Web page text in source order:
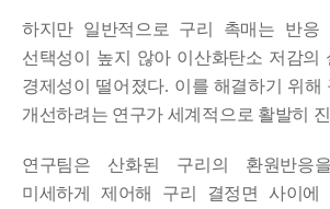
하지만 일반적으로 구리 촉매는 반응
선택성이 높지 않아 이산화탄소 저감의
경제성이 떨어졌다. 이를 해결하기 위해
개선하려는 연구가 세계적으로 활발히
연구팀은 산화된 구리의 환원반응
미세하게 제어해 구리 결정면 사이에